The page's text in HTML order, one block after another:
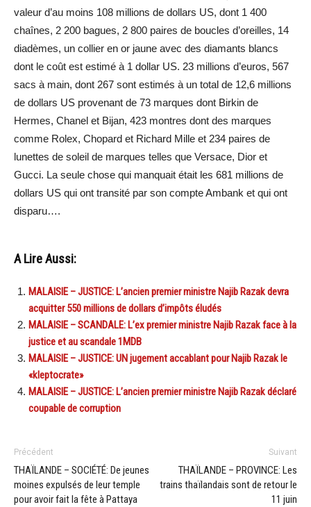
valeur d’au moins 108 millions de dollars US, dont 1 400
chaînes, 2 200 bagues, 2 800 paires de boucles d’oreilles, 14
diadèmes, un collier en or jaune avec des diamants blancs
dont le coût est estimé à 1 dollar US. 23 millions d’euros, 567
sacs à main, dont 267 sont estimés à un total de 12,6 millions
de dollars US provenant de 73 marques dont Birkin de
Hermes, Chanel et Bijan, 423 montres dont des marques
comme Rolex, Chopard et Richard Mille et 234 paires de
lunettes de soleil de marques telles que Versace, Dior et
Gucci. La seule chose qui manquait était les 681 millions de
dollars US qui ont transité par son compte Ambank et qui ont
disparu….
A Lire Aussi:
MALAISIE – JUSTICE: L’ancien premier ministre Najib Razak devra
acquitter 550 millions de dollars d’impôts éludés
MALAISIE – SCANDALE: L’ex premier ministre Najib Razak face à la
justice et au scandale 1MDB
MALAISIE – JUSTICE: UN jugement accablant pour Najib Razak le
«kleptocrate»
MALAISIE – JUSTICE: L’ancien premier ministre Najib Razak déclaré
coupable de corruption
Précédent
THAÏLANDE – SOCIÉTÉ: De jeunes
moines expulsés de leur temple
pour avoir fait la fête à Pattaya
Suivant
THAÏLANDE – PROVINCE: Les
trains thaïlandais sont de retour le
11 juin